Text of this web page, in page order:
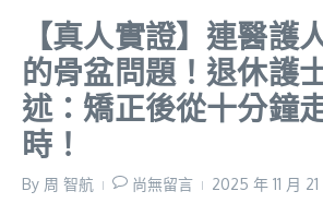
【真人實證】連醫護
的骨盆問題！退休護
述：矯正後從十分鐘
時！
By 周 智航 尚無留言 2025 年 11 月 21